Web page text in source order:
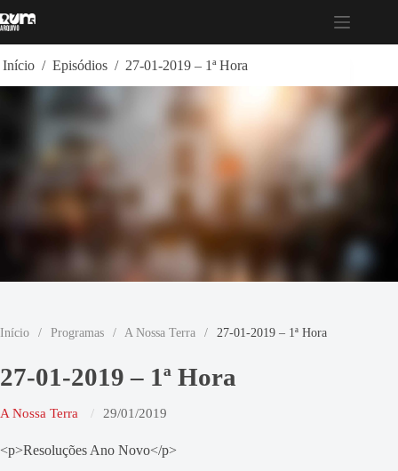
para
Início / Episódios / 27-01-2019 – 1ª Hora
Início / Programas / A Nossa Terra / 27-01-2019 – 1ª Hora
27-01-2019 – 1ª Hora
A Nossa Terra 29/01/2019
<p>Resoluções Ano Novo</p>